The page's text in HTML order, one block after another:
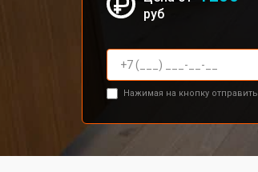
руб
Нажимая на кнопку